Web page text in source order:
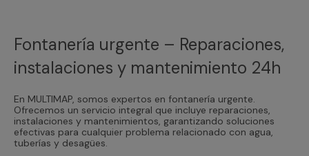
Fontanería urgente – Reparaciones,
instalaciones y mantenimiento 24h
En MULTIMAP, somos expertos en fontanería urgente.
Ofrecemos un servicio integral que incluye reparaciones,
instalaciones y mantenimientos, garantizando soluciones
efectivas para cualquier problema relacionado con agua,
tuberías y desagües.